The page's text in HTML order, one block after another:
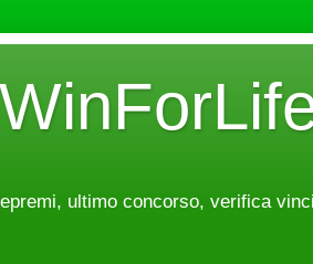
ultimo concorso, verifica